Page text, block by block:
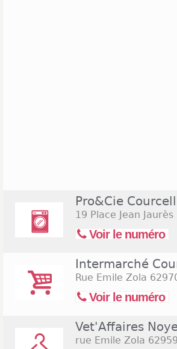
Pro&Cie
19 Place Jean Jaurès
Voir le numéro
Intermarché
Rue Emile Zola
Voir le numéro
Vet'Affaires
rue Emile Zola